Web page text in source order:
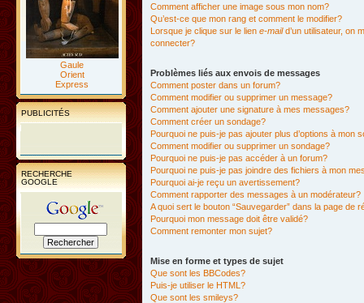
Gaule
Orient
Express
PUBLICITÉS
RECHERCHE
GOOGLE
Comment afficher une image sous mon nom?
Qu’est-ce que mon rang et comment le modifier?
Lorsque je clique sur le lien e-maild’un utilisateur, on
connecter?
Problèmes liés aux envois de messages
Comment poster dans un forum?
Comment modifier ou supprimer un message?
Comment ajouter une signature à mes messages?
Comment créer un sondage?
Pourquoi ne puis-je pas ajouter plus d’options à mon
Comment modifier ou supprimer un sondage?
Pourquoi ne puis-je pas accéder à un forum?
Pourquoi ne puis-je pas joindre des fichiers à mon
Pourquoi ai-je reçu un avertissement?
Comment rapporter des messages à un modérateur?
A quoi sert le bouton “Sauvegarder” dans la page de
Pourquoi mon message doit être validé?
Comment remonter mon sujet?
Mise en forme et types de sujet
Que sont les BBCodes?
Puis-je utiliser le HTML?
Que sont les smileys?